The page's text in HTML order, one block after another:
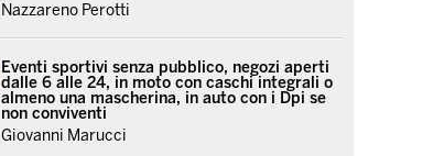
Nazzareno Perotti
Eventi sportivi senza pubblico, negozi aperti
dalle 6 alle 24, in moto con caschi integrali o
almeno una mascherina, in auto con i Dpi se
non conviventi
Giovanni Marucci